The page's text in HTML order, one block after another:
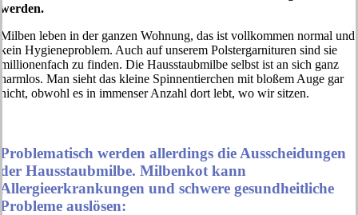
werden.
Milben leben in der ganzen Wohnung, das ist vollkommen normal und
kein Hygieneproblem. Auch auf unserem Polstergarnituren sind sie
millionenfach zu finden. Die Hausstaubmilbe selbst ist an sich ganz
harmlos. Man sieht das kleine Spinnentierchen mit bloßem Auge gar
nicht, obwohl es in immenser Anzahl dort lebt, wo wir sitzen.
Problematisch werden allerdings die Ausscheidungen
der Hausstaubmilbe. Milbenkot kann
Allergieerkrankungen und schwere gesundheitliche
Probleme auslösen: